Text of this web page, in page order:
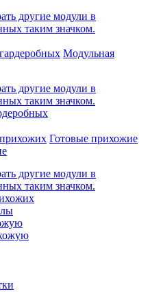
другие модули в
таким значком.
Модульная
другие модули в
таким значком.
Готовые прихожие
другие модули в
таким значком.